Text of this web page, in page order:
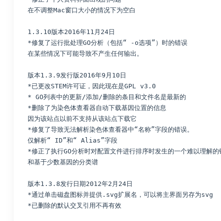
在不调整Mac窗口大小的情况下为空白
1.3.10版本2016年11月24日
*修复了运行批处理GO分析（包括“ -o选项”）时的错误
在某些情况下可能导致不产生任何输出。
版本1.3.9发行版2016年9月10日
*已更改STEM许可证，因此现在是GPL v3.0
* GO列表中的更新/添加/删除的条目和文件名是最新的
*删除了为染色体查看器自动下载基因位置的信息
因为该站点以前不支持从该站点下载它
*修复了导致无法解析染色体查看器中“名称”字段的错误。
仅解析“ ID”和“ Alias”字段
*修正了执行GO分析时对配置文件进行排序时发生的一个难以理解的
和基于少数基因的分类谱
版本1.3.8发行日期2012年2月24日
*通过单击磁盘图标并提供.svg扩展名，可以将主界面另存为svg
*已删除的默认交叉引用不再有效